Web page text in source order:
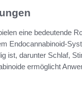
eine bedeutende
Endocannabinoid-
ist, darunter Schlaf,
ermöglicht